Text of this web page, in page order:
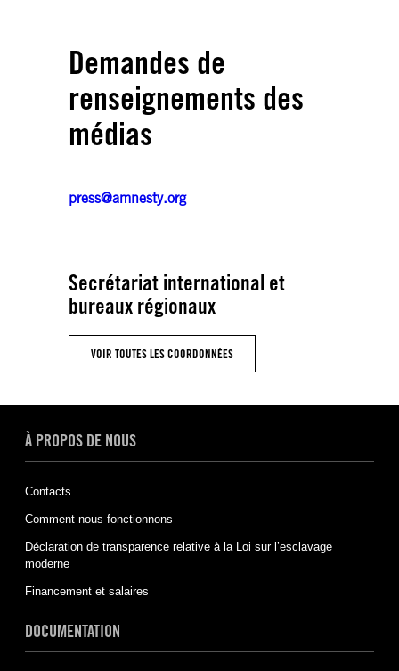
Demandes de
renseignements des
médias
press@amnesty.org
Secrétariat international et
bureaux régionaux
VOIR TOUTES LES COORDONNÉES
À PROPOS DE NOUS
Contacts
Comment nous fonctionnons
Déclaration de transparence relative à la Loi sur l’esclavage
moderne
Financement et salaires
DOCUMENTATION